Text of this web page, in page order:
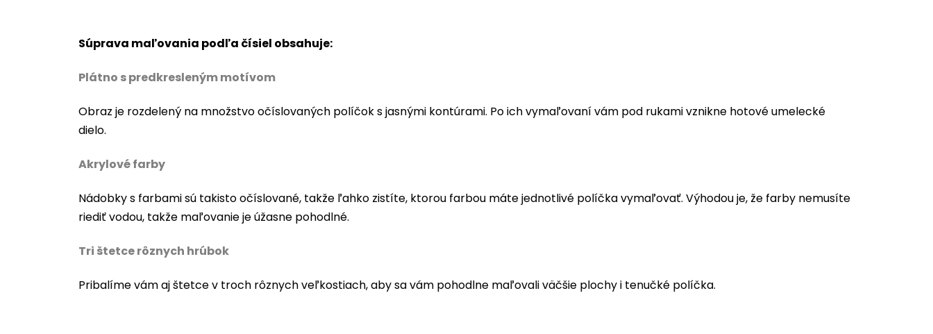
Súprava maľovania podľa čísiel obsahuje:
Plátno s predkresleným motívom
Obraz je rozdelený na množstvo očíslovaných políčok s jasnými kontúrami. Po ich vymaľovaní vám pod rukami vznikne hotové umelecké
dielo.
Akrylové farby
Nádobky s farbami sú takisto očíslované, takže ľahko zistíte, ktorou farbou máte jednotlivé políčka vymaľovať. Výhodou je, že farby nemusíte
riediť vodou, takže maľovanie je úžasne pohodlné.
Tri štetce rôznych hrúbok
Pribalíme vám aj štetce v troch rôznych veľkostiach, aby sa vám pohodlne maľovali väčšie plochy i tenučké políčka.